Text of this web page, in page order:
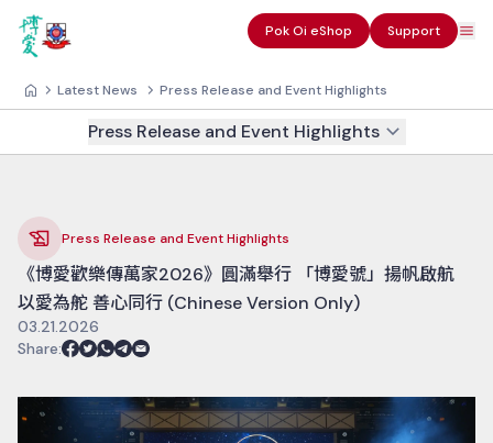
Pok Oi eShop Support
Latest News Press Release and Event Highlights
Press Release and Event Highlights
Press Release and Event Highlights
《博愛歡樂傳萬家2026》圓滿舉行 「博愛號」揚帆啟航
以愛為舵 善心同行 (Chinese Version Only)
03.21.2026
Share: